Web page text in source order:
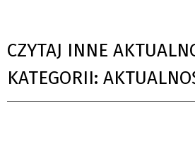
CZYTAJ INNE
KATEGORII: